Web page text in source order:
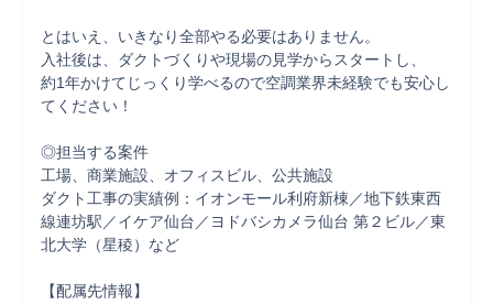
とはいえ、いきなり全部やる必要はありません。
入社後は、ダクトづくりや現場の見学からスタートし、
約1年かけてじっくり学べるので空調業界未経験でも安心し
てください！
◎担当する案件
工場、商業施設、オフィスビル、公共施設
ダクト工事の実績例：イオンモール利府新棟／地下鉄東西
線連坊駅／イケア仙台／ヨドバシカメラ仙台 第２ビル／東
北大学（星稜）など
【配属先情報】